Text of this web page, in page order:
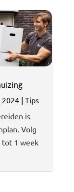
2024| Tips
is
Volg
tot 1 week